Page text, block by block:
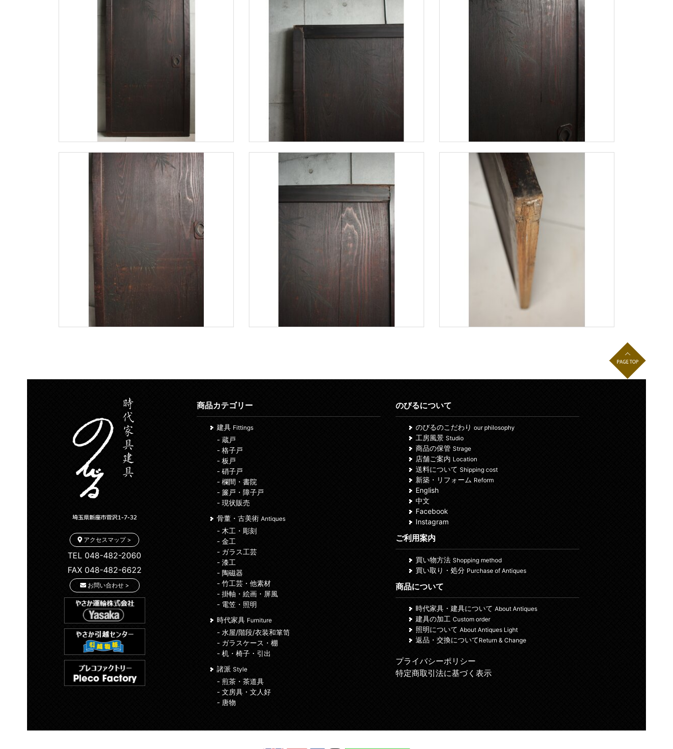
アクセスマップ >
TEL 048-482-2060
FAX 048-482-6622
お問い合わせ >
商品カテゴリー
建具 Fittings
- 蔵戸
- 格子戸
- 板戸
- 硝子戸
- 欄間・書院
- 簾戸・障子戸
- 現状販売
骨董・古美術 Antiques
- 木工・彫刻
- 金工
- ガラス工芸
- 漆工
- 陶磁器
- 竹工芸・他素材
- 掛軸・絵画・屏風
- 電笠・照明
時代家具 Furniture
- 水屋/階段/衣装和箪笥
- ガラスケース・棚
- 机・椅子・引出
諸派 Style
- 煎茶・茶道具
- 文房具・文人好
- 唐物
のびるについて
のびるのこだわり our philosophy
工房風景 Studio
商品の保管 Strage
店舗ご案内 Location
送料について Shipping cost
新築・リフォーム Reform
English
中文
Facebook
Instagram
ご利用案内
買い物方法 Shopping method
買い取り・処分 Purchase of Antiques
商品について
時代家具・建具について About Antiques
建具の加工 Custom order
照明について About Antiques Light
返品・交換についてReturn & Change
プライバシーポリシー
特定商取引法に基づく表示